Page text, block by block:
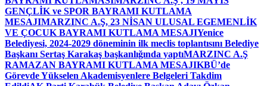
GENÇLİK ve SPOR BAYRAMI KUTLAMA
MESAJIMARZINC A.Ş, 23 NİSAN ULUSAL EGEMENLİK
VE ÇOCUK BAYRAMI KUTLAMA MESAJIYenice
Belediyesi, 2024-2029 döneminin ilk meclis toplantısını Belediye
Başkanı Sertaş Karakaş başkanlığında yaptıMARZINC A.Ş
RAMAZAN BAYRAMI KUTLAMA MESAJIKBÜ’de
Görevde Yükselen Akademisyenlere Belgeleri Takdim